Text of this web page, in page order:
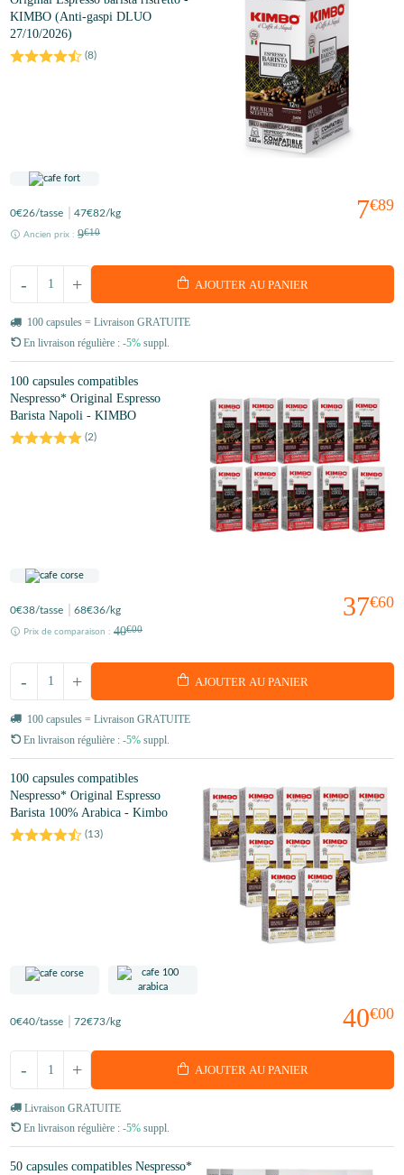
KIMBO (Anti-gaspi DLUO
27/10/2026)
(8)
7€89
0€26/tasse 47€82/kg
Ancien prix : 9€10
+
- AJOUTER AU PANIER
100 capsules = Livraison GRATUITE
En livraison régulière : -5% suppl.
100 capsules compatibles
Nespresso* Original Espresso
Barista Napoli - KIMBO
(2)
37€60
0€38/tasse 68€36/kg
Prix de comparaison : 40€00
+
- AJOUTER AU PANIER
100 capsules = Livraison GRATUITE
En livraison régulière : -5% suppl.
100 capsules compatibles
Nespresso* Original Espresso
Barista 100% Arabica - Kimbo
(13)
40€00
0€40/tasse 72€73/kg
+
- AJOUTER AU PANIER
Livraison GRATUITE
En livraison régulière : -5% suppl.
50 capsules compatibles Nespresso*